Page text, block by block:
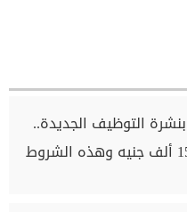
بنشرة التوظيف الجديدة..
رواتب تصل إلى 15 ألف جنيه وهذه الشروط